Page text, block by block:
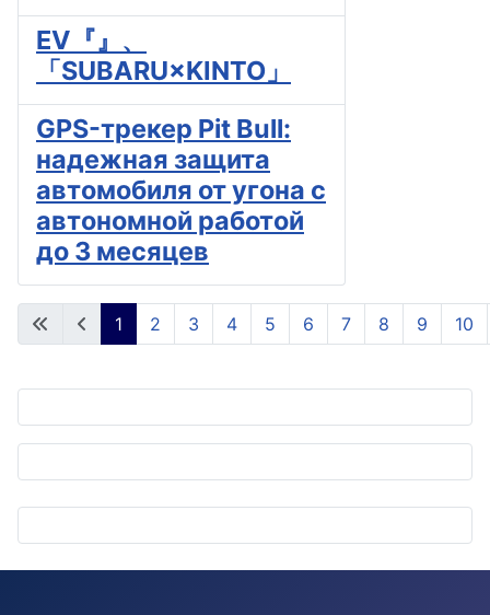
EV『』、
「SUBARU×KINTO」
GPS-трекер Pit Bull:
надежная защита
автомобиля от угона с
автономной работой
до 3 месяцев
Страница 1 из 14
1 2 3 4 5 6 7 8 9 10